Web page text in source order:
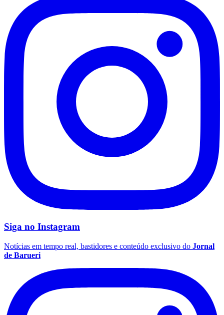
Fluminense
Siga no Instagram
Notícias em tempo real, bastidores e conteúdo exclusivo do Jornal
de Barueri